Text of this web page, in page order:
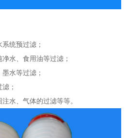
统预过滤；
水、食用油等过滤；
水等过滤；
；
水、气体的过滤等等。